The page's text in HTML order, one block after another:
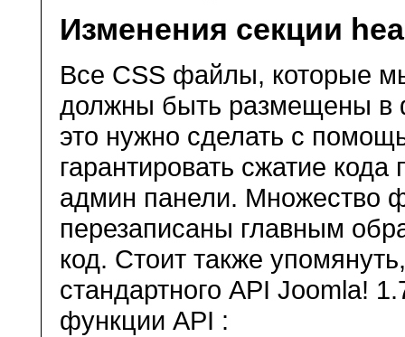
Изменения секции
Все CSS файлы, которые
должны быть размещены
это нужно сделать с
гарантировать сжатие
админ панели. Множество
перезаписаны главным
код. Стоит также
стандартного API Joomla!
функции API :